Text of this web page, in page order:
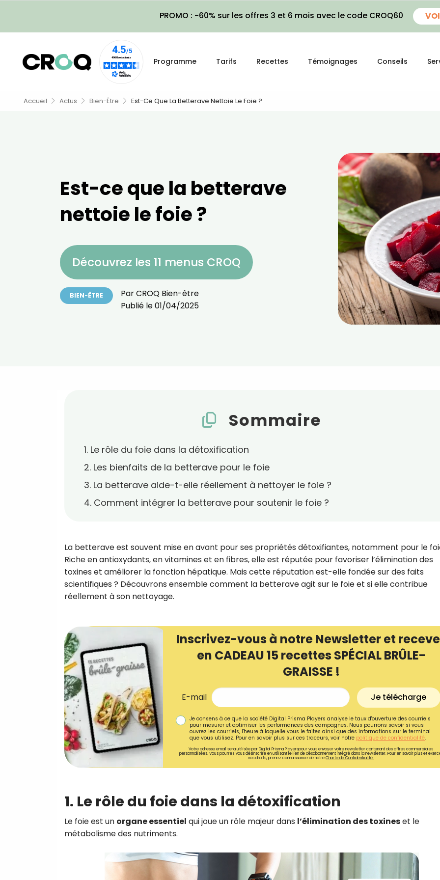
PROMO : -60% sur les offres 3 et 6 mois avec le code CROQ60
Programme Tarifs Recettes Témoignages Conseils
Accueil Actus Bien-Être Est-Ce Que La Betterave Nettoie Le Foie ?
Est-ce que la betterave
nettoie le foie ?
Découvrez les 11 menus CROQ
BIEN-ÊTRE ParCROQ Bien-être
Publié le01/04/2025
Sommaire
1. Le rôle du foie dans la détoxification
2. Les bienfaits de la betterave pour le foie
3. La betterave aide-t-elle réellement à nettoyer le foie ?
4. Comment intégrer la betterave pour soutenir le foie ?
La betterave est souvent mise en avant pour ses propriétés détoxifiantes, notamment pour le
Riche en antioxydants, en vitamines et en fibres, elle est réputée pour favoriser l’élimination des
toxines et améliorer la fonction hépatique. Mais cette réputation est-elle fondée sur des faits
scientifiques ? Découvrons ensemble comment la betterave agit sur le foie et si elle contribue
réellement à son nettoyage.
Inscrivez-vous à notre Newsletter et
en CADEAU 15 recettes SPÉCIAL BRÛLE-
GRAISSE !
E-mail Je télécharge
Je consens à ce que la société Digital Prisma Players analyse le taux d'ouverture des courriels
pour mesurer et optimiser les performances des campagnes. Nous pourrons savoir si vous
ouvrez les courriels, l'heure à laquelle vous le faites ainsi que des informations sur le terminal
que vous utilisez. Pour en savoir plus sur ces traceurs, voir notre politique de confidentialité.
Votre adresse email sera utilisée par Digital Prisma Playerspour vous envoyer votre newsletter contenant des offres commerciales
personnalisées. Vous pourrez vous désinscrire en utilisant le lien de désabonnement intégré dans la newsletter. Pour en savoir plus et
vos droits, prenez connaissance de notreCharte de Confidentialité.
1. Le rôle du foie dans la détoxification
Le foie est un organe essentiel qui joue un rôle majeur dans l’élimination des toxineset le
métabolisme des nutriments.
Recevez
!
Ainsi que la newsletter